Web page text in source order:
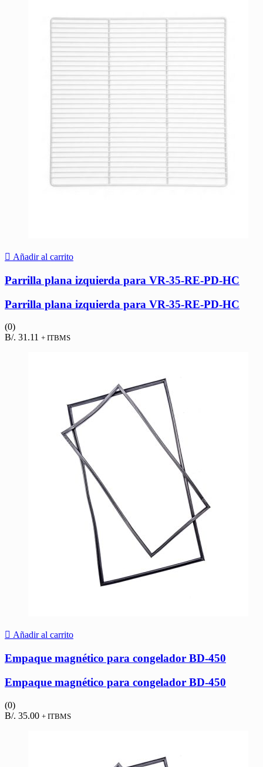
Añadir al carrito
Parrilla plana izquierda para VR-35-RE-PD-HC
Parrilla plana izquierda para VR-35-RE-PD-HC
(0)
B/. 31.11 + ITBMS
Añadir al carrito
Empaque magnético para congelador BD-450
Empaque magnético para congelador BD-450
(0)
B/. 35.00 + ITBMS